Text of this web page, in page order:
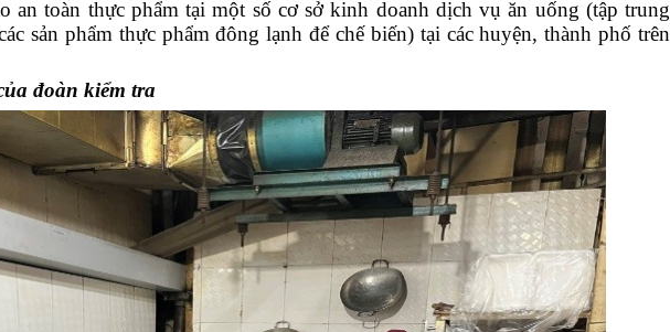
an toàn thực phẩm tại một số cơ sở kinh doanh dịch vụ ăn uống (tập trung
sản phẩm thực phẩm đông lạnh để chế biến) tại các huyện, thành phố trên
đoàn kiểm tra